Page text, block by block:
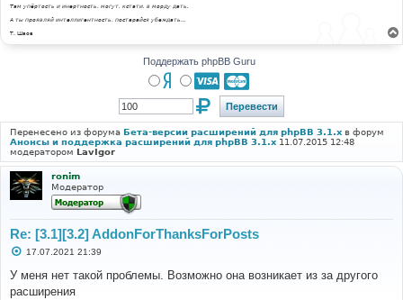
Там упёртость и инертность, могут, кстати, в морду дать.
А ты проявляй интеллигентность, постарайся убеждать...
Т. Шаов
Поддержать phpBB Guru
Перенесено из форума Бета-версии расширений для phpBB 3.1.x в форум
Анонсы и поддержка расширений для phpBB 3.1.x 11.07.2015 12:48
модератором LavIgor
ronim
Модератор
Re: [3.1][3.2] AddonForThanksForPosts
С
о
б
щ
17.07.2021 21:39
У меня нет такой проблемы. Возможно она возникает из за другого
расширения